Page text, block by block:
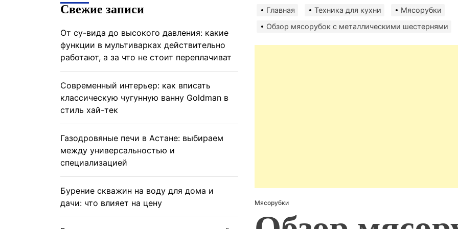
Главная Техника для кухни
Мясорубки
Обзор мясорубок с металлическими шестернями
Мясорубки
Свежие записи
От су-вида до высокого давления: какие
функции в мультиварках действительно
работают, а за что не стоит переплачиват
Современный интерьер: как вписать
классическую чугунную ванну Goldman в
стиль хай-тек
Газодровяные печи в Астане: выбираем
между универсальностью и
специализацией
Бурение скважин на воду для дома и
дачи: что влияет на цену